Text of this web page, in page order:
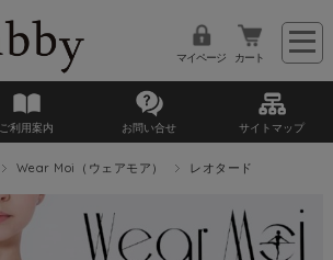
マイページ カート
ご利用案内 お問い合せ サイトマップ
Wear Moi（ウェアモア） レオタード